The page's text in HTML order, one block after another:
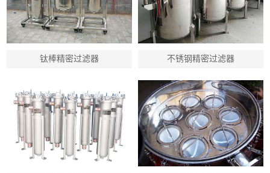
钛棒精密过滤器 不锈钢精密过滤器